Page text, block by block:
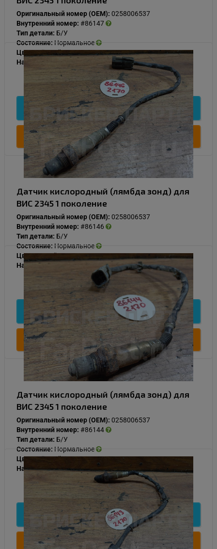
Оригинальный номер (OEM): 0258006537
Внутренний номер: #86147
Тип детали: Б/У
Состояние: Нормальное
Цвет:Чёрный
Наличие:
1 000
Подробнее
Купить
Датчик кислородный (лямбда зонд) для
ВИС 2345 1 поколение
Оригинальный номер (OEM): 0258006537
Внутренний номер: #86146
Тип детали: Б/У
Состояние: Нормальное
Цвет:Серый
Наличие:
1 000
Подробнее
Купить
Датчик кислородный (лямбда зонд) для
ВИС 2345 1 поколение
Оригинальный номер (OEM): 0258006537
Внутренний номер: #86144
Тип детали: Б/У
Состояние: Нормальное
Цвет:Чёрный
Наличие:
В наличии
1 000
Подробнее
Купить